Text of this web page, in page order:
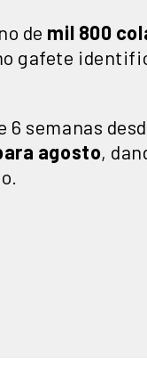
de mil 800
gafete
6 semanas
agosto,